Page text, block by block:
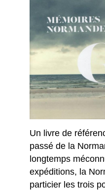
Un livre de
passé de la
longtemps
expéditions, la
particier les trois